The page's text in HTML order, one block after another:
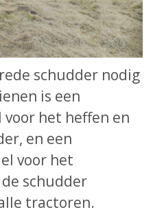
schudder nodig
is een
het heffen en
en een
voor het
schudder
tractoren.